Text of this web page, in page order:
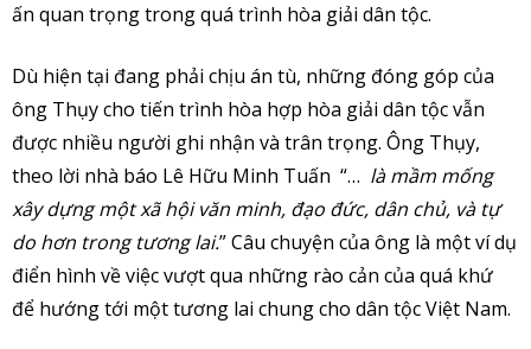
ấn quan trọng trong quá trình hòa giải dân tộc.
Dù hiện tại đang phải chịu án tù, những đóng góp của
ông Thụy cho tiến trình hòa hợp hòa giải dân tộc vẫn
được nhiều người ghi nhận và trân trọng. Ông Thụy,
theo lời nhà báo Lê Hữu Minh Tuấn “… là mầm mống
xây dựng một xã hội văn minh, đạo đức, dân chủ, và tự
do hơn trong tương lai.” Câu chuyện của ông là một ví dụ
điển hình về việc vượt qua những rào cản của quá khứ
để hướng tới một tương lai chung cho dân tộc Việt Nam.